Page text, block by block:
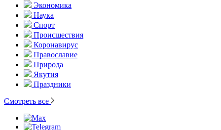
Экономика
Наука
Спорт
Происшествия
Коронавирус
Православие
Природа
Якутия
Праздники
Смотреть все